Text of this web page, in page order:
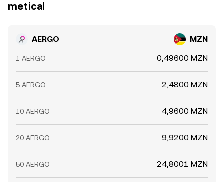
metical
AERGO MZN
1 AERGO 0,49600 MZN
5 AERGO 2,4800 MZN
10 AERGO 4,9600 MZN
20 AERGO 9,9200 MZN
50 AERGO 24,8001 MZN